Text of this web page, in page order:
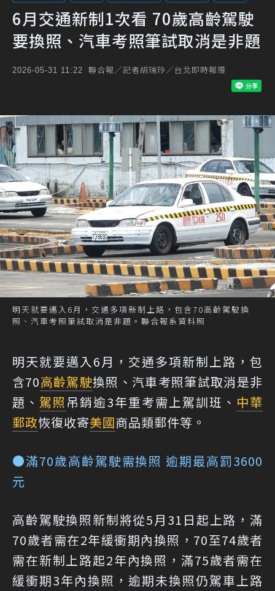
6月交通新制1次看 70歲高齡駕駛
要換照、汽車考照筆試取消是非題
2026-05-31 11:22 聯合報／記者胡瑞玲／台北即時報導
明天就要邁入6月，交通多項新制上路，包含70高齡駕駛換
照、汽車考照筆試取消是非題。聯合報系資料照
明天就要邁入6月，交通多項新制上路，包
含70高齡駕駛換照、汽車考照筆試取消是非
題、 駕照 吊銷逾3年重考需上駕訓班、 中華
郵政恢復收寄美國商品類郵件等。
●滿70歲高齡駕駛需換照 逾期最高罰3600
元
高齡駕駛換照新制將從5月31日起上路，滿
70歲者需在2年緩衝期內換照，70至74歲者
需在新制上路起2年內換照，滿75歲者需在
緩衝期3年內換照，逾期未換照仍駕車上路